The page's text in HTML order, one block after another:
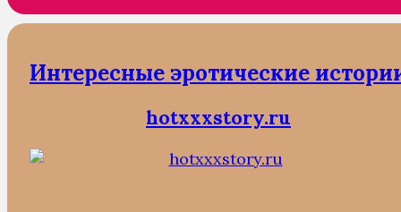
Интересные эротические
hotxxxstory.ru